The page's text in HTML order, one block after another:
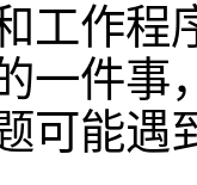
作程
一件事
可能遇